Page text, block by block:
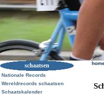
schaatsen
Nationale Records
Wereldrecords schaatsen
Schaatskalender